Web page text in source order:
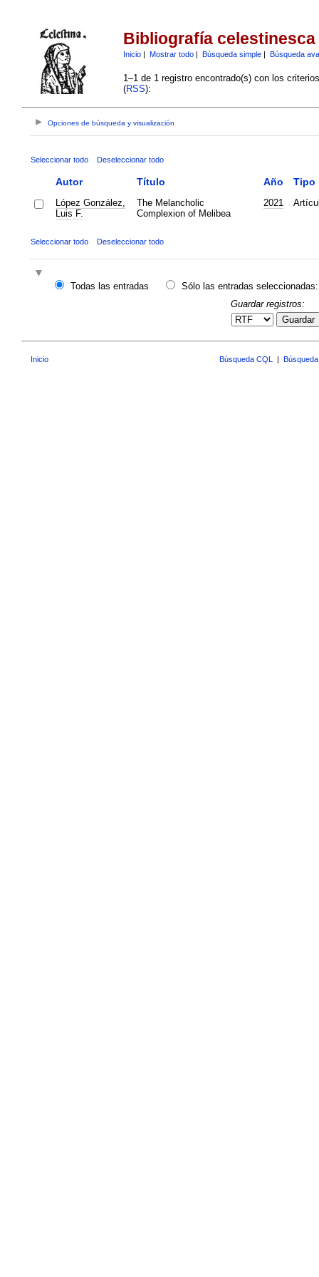
Bibliografía celestinesca
Inicio| Mostrar todo| Búsqueda simple| Búsqueda
1–1 de 1 registro encontrado(s) con los
(RSS):
Opciones de búsqueda y visualización
Seleccionar todo Deseleccionar todo
Autor Título Año Tipo
López González,
Luis F.
The Melancholic
Complexion of Melibea
2021
Seleccionar todo Deseleccionar todo
Todas las entradas
Sólo las entradas seleccionadas:
Guardar registros:
Guardar
Inicio Búsqueda CQL